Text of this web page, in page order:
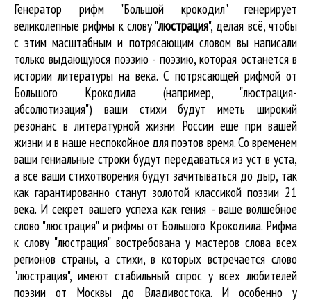
Генератор рифм "Большой крокодил" генерирует
великолепныерифмы к слову "люстрация", делая всё, чтобы
с этим масштабным и потрясающим словом вы написали
только выдающуюся поэзию - поэзию, которая останется в
истории литературы на века. С потрясающей рифмой от
Большого Крокодила (например, "люстрация-
абсолютизация") ваши стихи будут иметь широкий
резонанс в литературной жизни России ещё при вашей
жизни и в наше неспокойное для поэтов время. Со временем
ваши гениальные строки будут передаваться из уст в уста,
а все ваши стихотворения будут зачитываться до дыр, так
как гарантированно станут золотой классикой поэзии 21
века. И секрет вашего успеха как гения - ваше волшебное
слово "люстрация" и рифмы от Большого Крокодила. Рифма
к слову "люстрация" востребована у мастеров слова всех
регионов страны, а стихи, в которых встречается слово
"люстрация", имеют стабильный спрос у всех любителей
поэзии от Москвы до Владивостока. И особенно у